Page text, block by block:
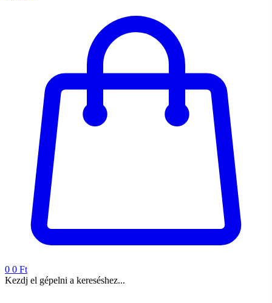
0 0 Ft
Kezdj el gépelni a kereséshez...